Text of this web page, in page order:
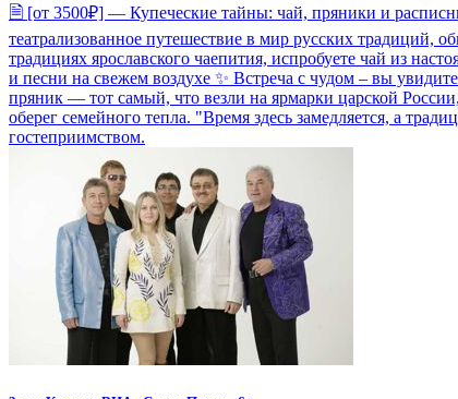
🗎 [от 3500₽] — Купеческие тайны: чай, пряники и
театрализованное путешествие в мир русских традиций,
традициях ярославского чаепития, испробуете чай из
и песни на свежем воздухе ✨ Встреча с чудом – вы
пряник — тот самый, что везли на ярмарки царской
оберег семейного тепла. "Время здесь замедляется, а
гостеприимством.